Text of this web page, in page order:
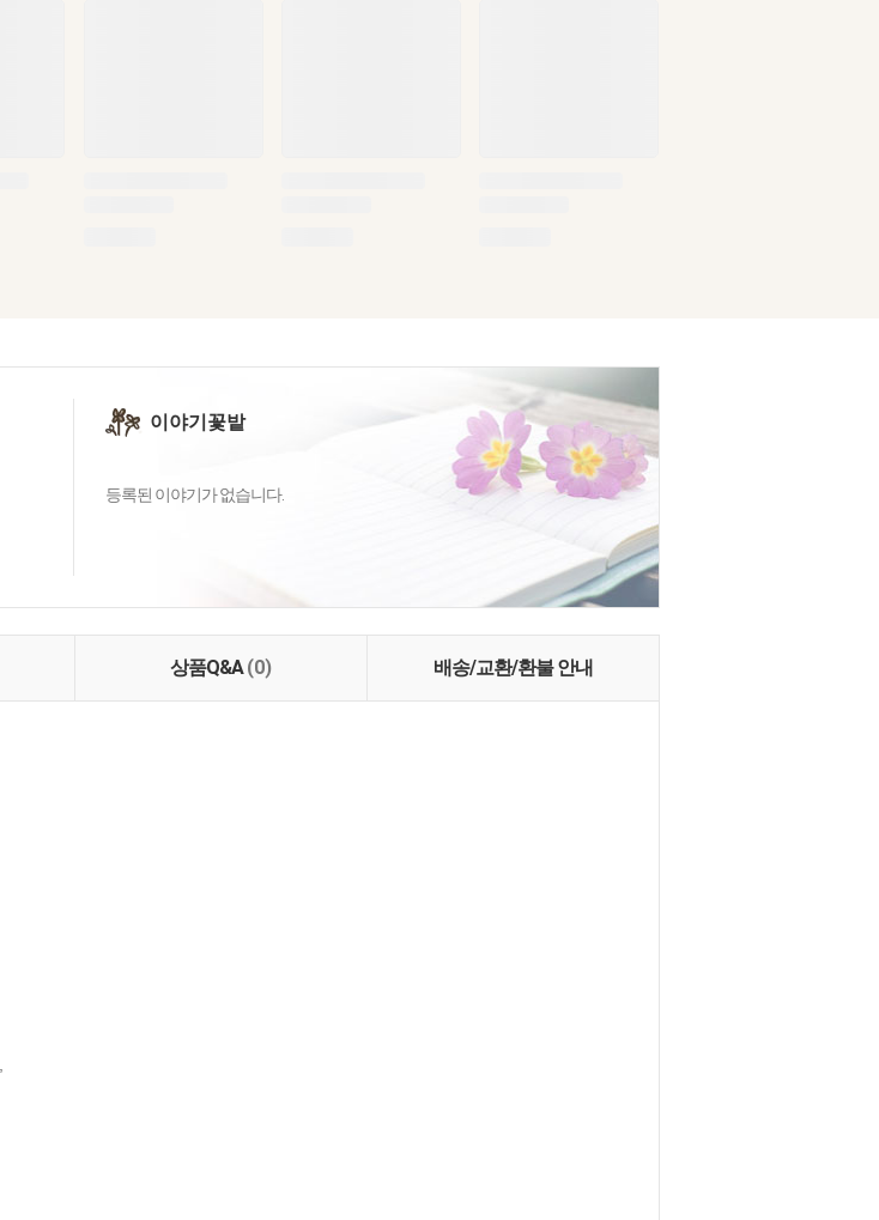
이야기꽃밭
등록된 이야기가 없습니다.
상품Q&A(0) 배송/교환/환불 안내